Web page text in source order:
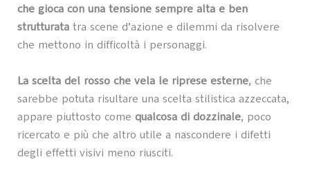
che gioca con una tensione sempre alta e ben
strutturatatra scene d’azione e dilemmi da risolvere
che mettono in difficoltà i personaggi.
La scelta del rosso che vela le riprese esterne, che
sarebbe potuta risultare una scelta stilistica azzeccata,
appare piuttosto come qualcosa di dozzinale, poco
ricercato e più che altro utile a nascondere i difetti
degli effetti visivi meno riusciti.